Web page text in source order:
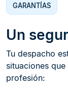
GARANTÍAS
Un
Tu despacho
situaciones
profesión:​